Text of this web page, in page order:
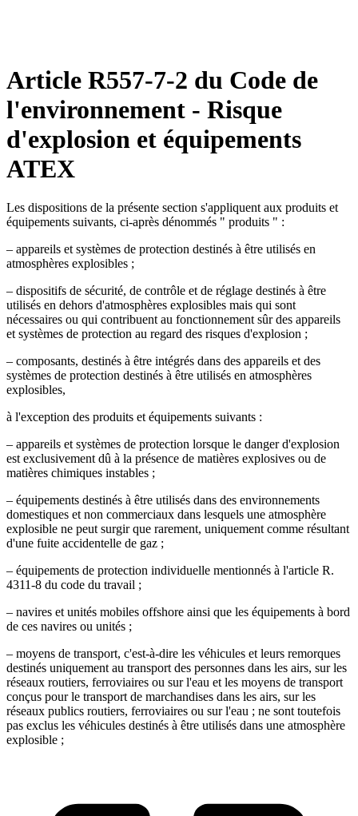
Article R557-7-2 du Code de
l'environnement - Risque
d'explosion et équipements
ATEX
Les dispositions de la présente section s'appliquent aux produits et
équipements suivants, ci-après dénommés " produits " :
– appareils et systèmes de protection destinés à être utilisés en
atmosphères explosibles ;
– dispositifs de sécurité, de contrôle et de réglage destinés à être
utilisés en dehors d'atmosphères explosibles mais qui sont
nécessaires ou qui contribuent au fonctionnement sûr des appareils
et systèmes de protection au regard des risques d'explosion ;
– composants, destinés à être intégrés dans des appareils et des
systèmes de protection destinés à être utilisés en atmosphères
explosibles,
à l'exception des produits et équipements suivants :
– appareils et systèmes de protection lorsque le danger d'explosion
est exclusivement dû à la présence de matières explosives ou de
matières chimiques instables ;
– équipements destinés à être utilisés dans des environnements
domestiques et non commerciaux dans lesquels une atmosphère
explosible ne peut surgir que rarement, uniquement comme résultant
d'une fuite accidentelle de gaz ;
– équipements de protection individuelle mentionnés à l'article R.
4311-8 du code du travail ;
– navires et unités mobiles offshore ainsi que les équipements à bord
de ces navires ou unités ;
– moyens de transport, c'est-à-dire les véhicules et leurs remorques
destinés uniquement au transport des personnes dans les airs, sur les
réseaux routiers, ferroviaires ou sur l'eau et les moyens de transport
conçus pour le transport de marchandises dans les airs, sur les
réseaux publics routiers, ferroviaires ou sur l'eau ; ne sont toutefois
pas exclus les véhicules destinés à être utilisés dans une atmosphère
explosible ;